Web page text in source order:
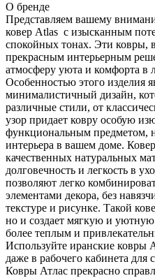
О бренде
Представляем вашему
ковер Atlas с изысканным
спокойных тонах. Эти ковры,
прекрасным интерьерным
атмосферу уюта и комфорта
Особенностью этого изделия
минималистичный дизайн,
различные стили, от
узор придает ковру особую
функциональным предметом,
интерьера в вашем доме.
качественных натуральных
долговечность и легкость в
позволяют легко
элементами декора, без
текстуре и рисунке. Такой
но и создает мягкую и
более теплым и
Используйте иранские ковры
даже в рабочего кабинета для
Ковры Атлас прекрасно